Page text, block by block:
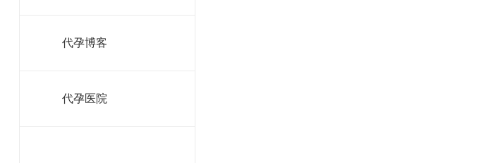
代孕博客
代孕医院